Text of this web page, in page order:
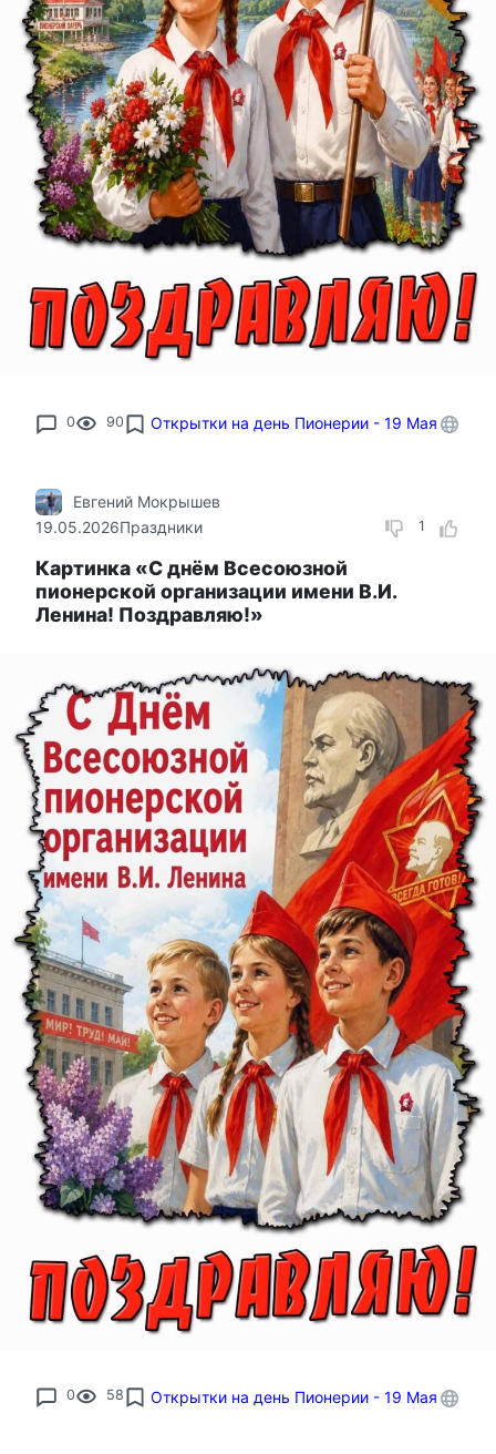
0 90 Открытки на день Пионерии - 19 Мая
1
Евгений Мокрышев
19.05.2026Праздники
Картинка «С днём Всесоюзной
пионерской организации имени В.И.
Ленина! Поздравляю!»
0 58 Открытки на день Пионерии - 19 Мая